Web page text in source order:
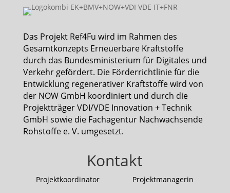
Das Projekt Ref4Fu wird im Rahmen des
Gesamtkonzepts Erneuerbare Kraftstoffe
durch das Bundesministerium für Digitales und
Verkehr gefördert. Die Förderrichtlinie für die
Entwicklung regenerativer Kraftstoffe wird von
der NOW GmbH koordiniert und durch die
Projektträger VDI/VDE Innovation + Technik
GmbH sowie die Fachagentur Nachwachsende
Rohstoffe e. V. umgesetzt.
Kontakt
Projektkoordinator Projektmanagerin